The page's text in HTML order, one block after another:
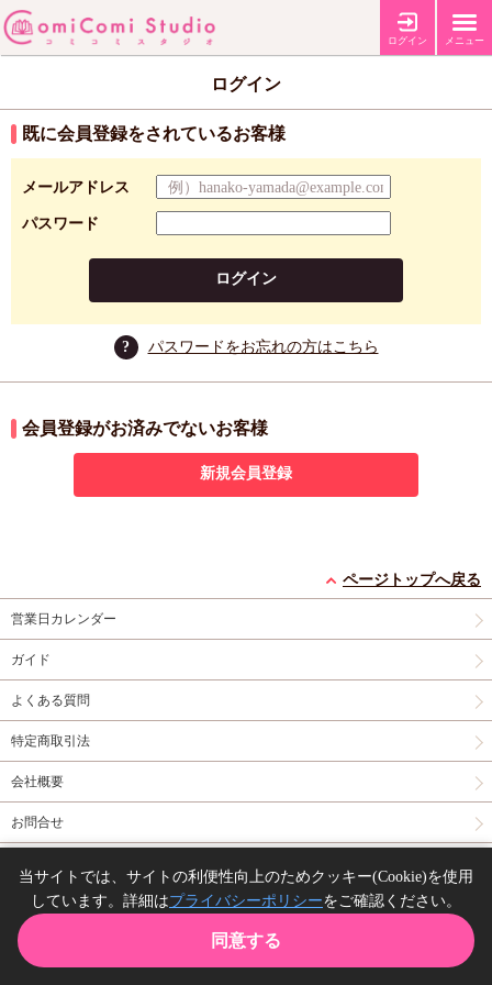
ログイン メニュー
ログイン
既に会員登録をされているお客様
メールアドレス
パスワード
ログイン
? パスワードをお忘れの方はこちら
会員登録がお済みでないお客様
新規会員登録
ページトップへ戻る
営業日カレンダー
ガイド
よくある質問
特定商取引法
会社概要
お問合せ
Copyright(C) comicomi studio. All right reserved.
当サイトでは、サイトの利便性向上のためクッキー(Cookie)を使用
しています。詳細はプライバシーポリシーをご確認ください。
同意する